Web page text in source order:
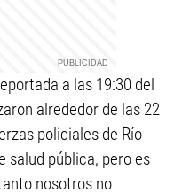
a las 19:30 del
alrededor de las 22
policiales de Río
salud pública, pero es
nosotros no